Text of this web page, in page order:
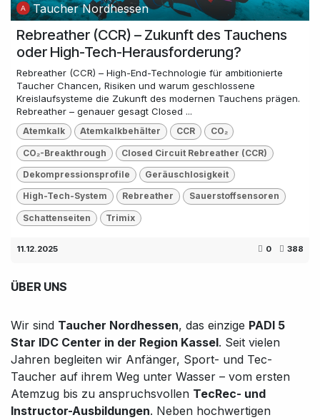
Taucher Nordhessen
Rebreather (CCR) – Zukunft des Tauchens
oder High-Tech-Herausforderung?
Rebreather (CCR) – High-End-Technologie für ambitionierte
Taucher Chancen, Risiken und warum geschlossene
Kreislaufsysteme die Zukunft des modernen Tauchens prägen.
Rebreather – genauer gesagt Closed ...
Atemkalk Atemkalkbehälter CCR CO₂
CO₂-Breakthrough Closed Circuit Rebreather (CCR)
Dekompressionsprofile Geräuschlosigkeit
High-Tech-System Rebreather Sauerstoffsensoren
Schattenseiten Trimix
11.12.2025 0 388
ÜBER UNS
Wir sind Taucher Nordhessen, das einzige PADI 5
Star IDC Center in der Region Kassel. Seit vielen
Jahren begleiten wir Anfänger, Sport- und Tec-
Taucher auf ihrem Weg unter Wasser – vom ersten
Atemzug bis zu anspruchsvollen TecRec- und
Instructor-Ausbildungen. Neben hochwertigen